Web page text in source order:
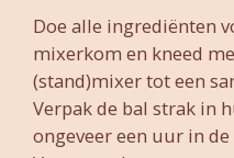
Doe alle ingrediënten
mixerkom en kneed
(stand)mixer tot een
Verpak de bal strak in
ongeveer een uur in